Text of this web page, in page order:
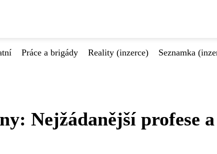
Práce a brigády Reality (inzerce) Seznamka
Nejžádanější profese a